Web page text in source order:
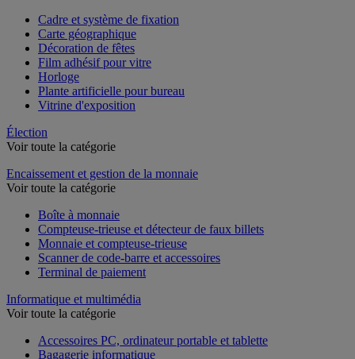
Cadre et système de fixation
Carte géographique
Décoration de fêtes
Film adhésif pour vitre
Horloge
Plante artificielle pour bureau
Vitrine d'exposition
Élection
Voir toute la catégorie
Encaissement et gestion de la monnaie
Voir toute la catégorie
Boîte à monnaie
Compteuse-trieuse et détecteur de faux billets
Monnaie et compteuse-trieuse
Scanner de code-barre et accessoires
Terminal de paiement
Informatique et multimédia
Voir toute la catégorie
Accessoires PC, ordinateur portable et tablette
Bagagerie informatique